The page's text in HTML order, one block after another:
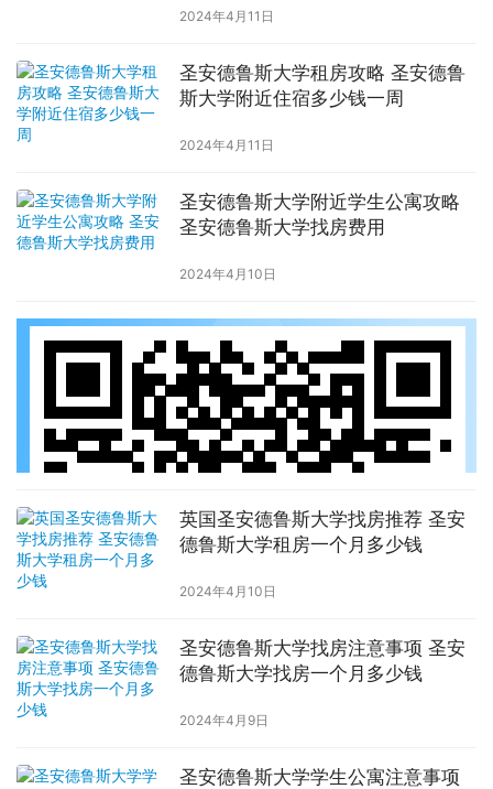
2024年4月11日
圣安德鲁斯大学租房攻略 圣安德鲁
斯大学附近住宿多少钱一周
2024年4月11日
圣安德鲁斯大学附近学生公寓攻略
圣安德鲁斯大学找房费用
2024年4月10日
英国圣安德鲁斯大学找房推荐 圣安
德鲁斯大学租房一个月多少钱
2024年4月10日
圣安德鲁斯大学找房注意事项 圣安
德鲁斯大学找房一个月多少钱
2024年4月9日
圣安德鲁斯大学学生公寓注意事项